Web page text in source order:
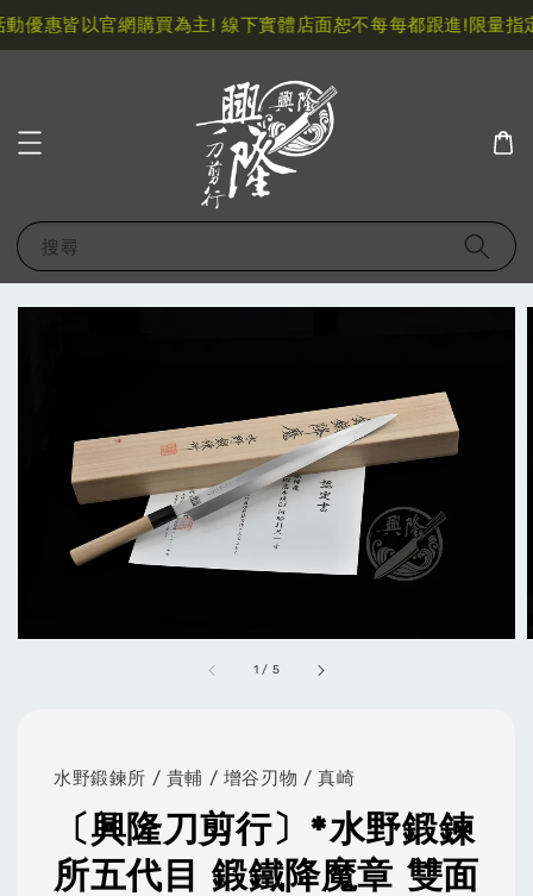
優惠皆以官網購買為主! 線下實體店面恕不每每都跟進!限量指定
搜尋
1 / 5
水野鍛鍊所 / 貴輔 / 增谷刃物 / 真崎
〔興隆刀剪行〕*水野鍛鍊
所五代目 鍛鐵降魔章 雙面